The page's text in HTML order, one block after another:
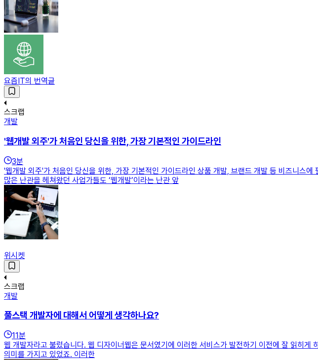
요즘IT의 번역글
스크랩
개발
'웹개발 외주'가 처음인 당신을 위한, 가장 기본적인 가이드라인
3분
'웹개발 외주'가 처음인 당신을 위한, 가장 기본적인 가이드라인 상품 개발, 브랜드 개발 등 비즈니스
많은 난관을 헤쳐왔던 사업가들도 ‘웹개발’이라는 난관 앞
위시켓
스크랩
개발
풀스택 개발자에 대해서 어떻게 생각하나요?
11분
웹 개발자라고 불렀습니다. 웹 디자이너웹은 문서였기에 이러한 서비스가 발전하기 이전에 잘 읽히
의미를 가지고 있었죠. 이러한